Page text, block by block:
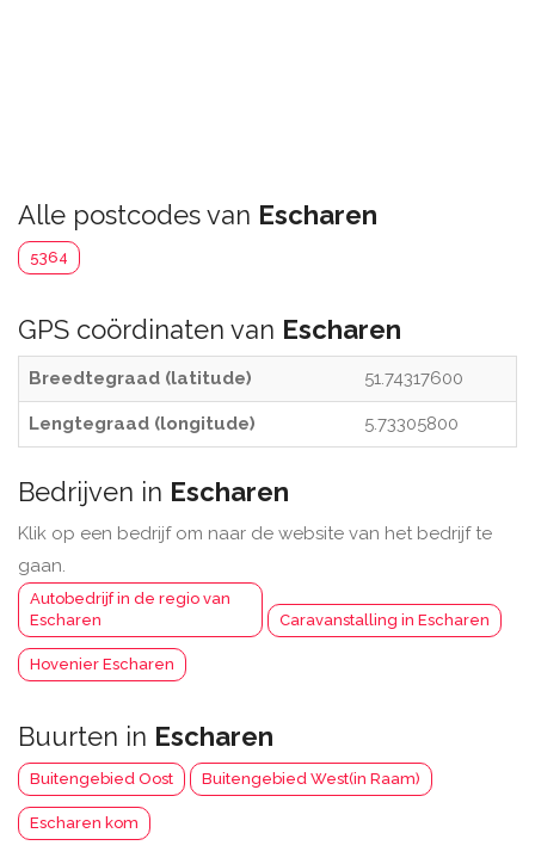
Alle postcodes van Escharen
5364
GPS coördinaten van Escharen
Breedtegraad (latitude) 51.74317600
Lengtegraad (longitude) 5.73305800
Bedrijven in Escharen
Klik op een bedrijf om naar de website van het bedrijf te
gaan.
Autobedrijf in de regio van
Escharen
Caravanstalling in Escharen
Hovenier Escharen
Buurten in Escharen
Buitengebied Oost Buitengebied West(in Raam)
Escharen kom